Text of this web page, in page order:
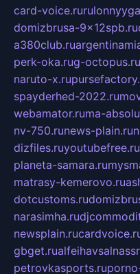
card-voice.ru
domizbrusa-9x12spb.ru
a380club.ru
perk-oka.rug-octopus.ru
naruto-x.ru
spayderhed-2022.ru
webamator.ruma-
nv-750.runews-plain.ru
dizfiles.ruyoutubefree.ru
planeta-samara.ru
matrasy-kemerovo.ru
dotcustoms.ru
narasimha.ru
newsplain.ru
gbget.ru
petrovkasports.ru